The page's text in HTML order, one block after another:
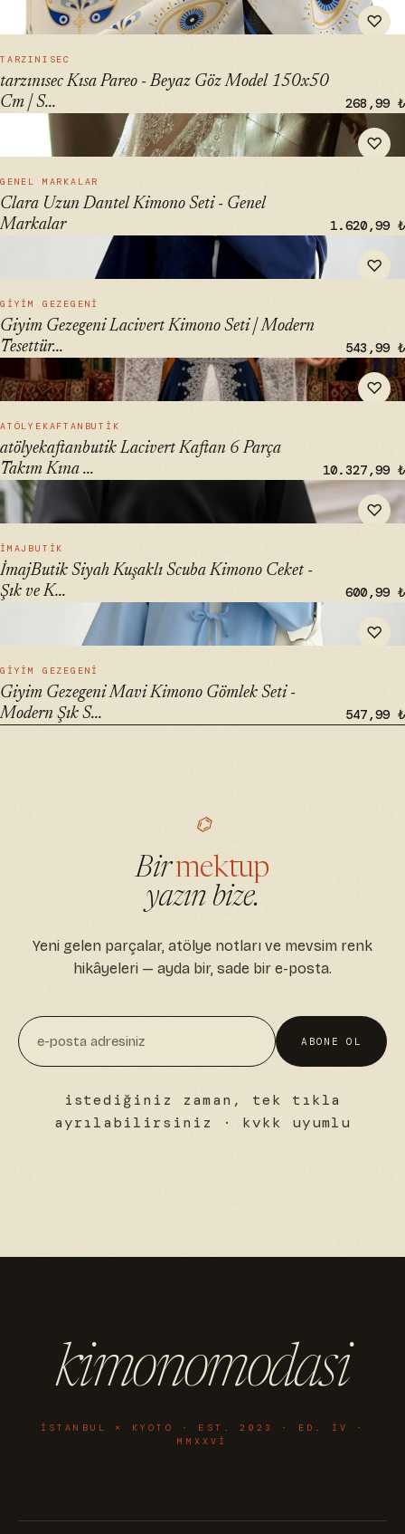
♡
Stilde Giyin" loading="lazy">
TARZINISEC
tarzınısec Kısa Pareo - Beyaz Göz Model 150x50
Cm | S...
268,99 ₺
♡
" alt="Clara Uzun Dantel Kimono Seti - Genel Markalar"
loading="lazy">
GENEL MARKALAR
Clara Uzun Dantel Kimono Seti - Genel
Markalar
1.620,99 ₺
♡
" alt="Giyim Gezegeni Lacivert Kimono Seti | Modern
Tesettür Etek Üstü" loading="lazy">
GIYIM GEZEGENI
Giyim Gezegeni Lacivert Kimono Seti | Modern
Tesettür...
543,99 ₺
♡
" alt="atölyekaftanbutik Lacivert Kaftan 6 Parça Takım Kına
Elbisesi" loading="lazy">
ATÖLYEKAFTANBUTIK
atölyekaftanbutik Lacivert Kaftan 6 Parça
Takım Kına ...
10.327,99 ₺
♡
" alt="İmajButik Siyah Kuşaklı Scuba Kimono Ceket - Şık ve
Konforlu Kimono Seti" loading="lazy">
İMAJBUTIK
İmajButik Siyah Kuşaklı Scuba Kimono Ceket -
Şık ve K...
600,99 ₺
♡
" alt="Giyim Gezegeni Mavi Kimono Gömlek Seti - Modern
Şık Stilde Yeni Sezon" loading="lazy">
GIYIM GEZEGENI
Giyim Gezegeni Mavi Kimono Gömlek Seti -
Modern Şık S...
547,99 ₺
⌬
Birmektup
yazın bize.
Yeni gelen parçalar, atölye notları ve mevsim renk
hikâyeleri — ayda bir, sade bir e-posta.
ABONE OL
istediğiniz zaman, tek tıkla
ayrılabilirsiniz · kvkk uyumlu
kimonomodasi
ISTANBUL × KYOTO · EST. 2023 · ED. IV ·
MMXXVI